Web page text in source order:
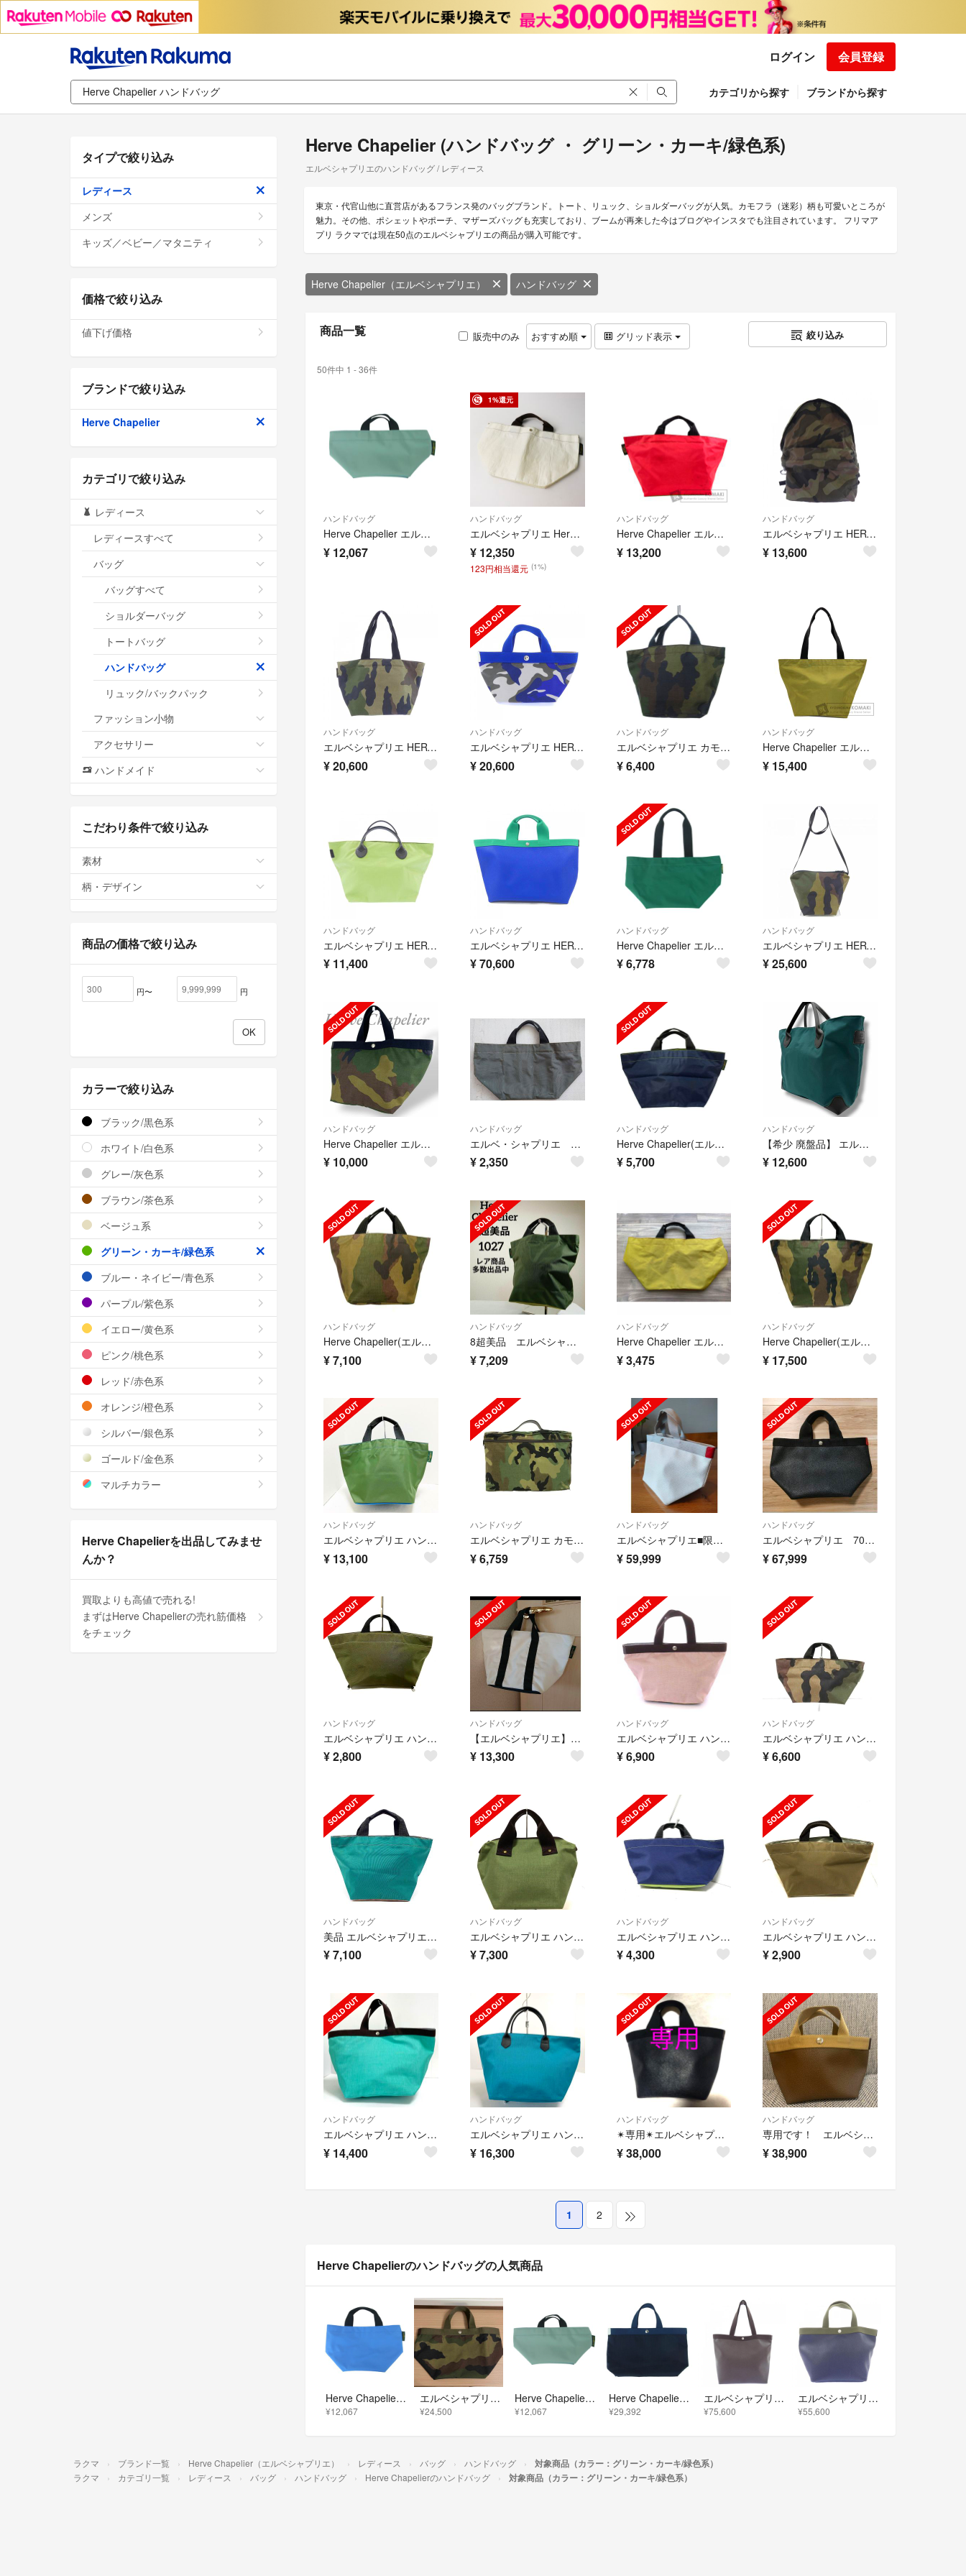
ログイン 会員登録
カテゴリから探す ブランドから探す
Herve Chapelier (ハンドバッグ ・ グリーン・カーキ/緑色系)
エルベシャプリエのハンドバッグ / レディース
東京・代官山他に直営店があるフランス発のバッグブランド。トート、リュック、ショルダーバッグが人気。カモフラ（迷彩）柄も可愛いところが
魅力。その他、ポシェットやポーチ、マザーズバッグも充実しており、ブームが再来した今はブログやインスタでも注目されています。 フリマア
プリ ラクマでは現在50点のエルベシャプリエの商品が購入可能です。
Herve Chapelier（エルベシャプリエ） ハンドバッグ
商品一覧 販売中のみ おすすめ順 グリッド表示 絞り込み
50件中 1 - 36件
ハンドバッグ
Herve Chapelier エルベ・シャプリエ 901N ナイロン 舟型 トート S ハンドバッグ バンキース ノルベージュ ライトグリーン系 ライトブルー系【美品】【中古】
¥ 12,067
1%還元
ハンドバッグ
エルベシャプリエ Herve Chapelier グリーンレーベル別注 707PP 舟型マルシェバッグ ホワイト×ブラウン／服飾 かばん【2400015061726】
¥ 12,350
123円相当還元 (1%)
ハンドバッグ
Herve Chapelier エルベ・シャプリエ 舟形トート ハンドバッグ ナイロン レディース [中古]
¥ 13,200
ハンドバッグ
エルベシャプリエ HERVE CHAPELIER デイパック 978W BACKPACK
¥ 13,600
ハンドバッグ
エルベシャプリエ HERVE CHAPELIER 725W BAG
¥20,600
ハンドバッグ
エルベシャプリエ HERVE CHAPELIER 701FB 博多阪急限定 BAG
¥20,600
ハンドバッグ
エルベシャプリエ カモフラ柄 舟型トートM ハンドバッグ 迷彩 ジップ開閉
¥6,400
ハンドバッグ
Herve Chapelier エルベ・シャプリエ 舟形トート ハンドバッグ ナイロン レディース [中古]
¥ 15,400
ハンドバッグ
エルベシャプリエ HERVE CHAPELIER BAG
¥ 11,400
ハンドバッグ
エルベシャプリエ HERVE CHAPELIER スクエアトートA4 705GP BAG
¥70,600
ハンドバッグ
Herve Chapelier エルベ・シャプリエ 1028N ナイロン 舟型 ショルダー バッグ ML サパン×ジャット グリーン系【中古】
¥6,778
ハンドバッグ
エルベシャプリエ HERVE CHAPELIER BAG
¥25,600
ハンドバッグ
Herve Chapelier エルベシャプリエ ハンドバッグ 迷彩 船型トート
¥ 10,000
ハンドバッグ
エルベ・シャプリエ バッグ
¥2,350
ハンドバッグ
Herve Chapelier(エルベシャプリエ) ハンドバッグ - ネイビー×イエローグリーン Nライン
¥5,700
ハンドバッグ
【希少 廃盤品】 エルベシャプリエ 619 ハンドバッグ 舟型トート Hタグ
¥ 12,600
ハンドバッグ
Herve Chapelier(エルベシャプリエ) ハンドバッグ ナイロン舟型トートM ダークグリーン×カーキ×マルチ Nライン/迷彩柄
¥7,100
ハンドバッグ
8超美品 エルベシャプリエ ハンドバッグ 1027 ナイロン グリーン 舟形
¥7,209
ハンドバッグ
Herve Chapelier エルベシャプリエ 舟形トークバック ※難あり
¥3,475
ハンドバッグ
Herve Chapelier(エルベシャプリエ) ハンドバッグ ナイロン舟型トートL ダークグリーン×ダークブラウン×マルチ Nライン/迷彩柄 ナイロン
¥ 17,500
ハンドバッグ
エルベシャプリエ ハンドバッグ Nライン
¥ 13,100
ハンドバッグ
エルベシャプリエ カモフラ柄ハンドバッグ レディース
¥6,759
ハンドバッグ
エルベシャプリエ■限定 ブラン シルバー 707gp
¥59,999
ハンドバッグ
エルベシャプリエ 707gp
¥67,999
ハンドバッグ
エルベシャプリエ ハンドバッグ Nライン
¥2,800
ハンドバッグ
【エルベシャプリエ】6027N ユナイテッドアローズグリーンレーベル別注 M
¥ 13,300
ハンドバッグ
エルベシャプリエ ハンドバッグ コーデュラ舟型トート 707C 迷彩柄 ピンク
¥6,900
ハンドバッグ
エルベシャプリエ ハンドバッグ美品
¥6,600
ハンドバッグ
美品 エルベシャプリエ ハンドバッグ 舟型 20-22011309
¥7,100
ハンドバッグ
エルベシャプリエ ハンドバッグ Nライン
¥7,300
ハンドバッグ
エルベシャプリエ ハンドバッグ Nライン
¥4,300
ハンドバッグ
エルベシャプリエ ハンドバッグ美品
¥2,900
ハンドバッグ
エルベシャプリエ ハンドバッグ美品
¥ 14,400
ハンドバッグ
エルベシャプリエ ハンドバッグ美品
¥ 16,300
ハンドバッグ
✴︎専用✴︎エルベシャプリエ 707GP ノワール 希少ダブルハンドル
¥38,000
ハンドバッグ
専用です！ エルベシャプリエ 701GP ゴールド トープ
¥38,900
1 2
Herve Chapelierのハンドバッグの人気商品
Herve Chapelier エルベ・シャプリエ ナイロン 舟型トートM ハンドバッグ ミョゾティス アカプルコ ライトブルー系 ブルー系【中古】
¥12,067
エルベシャプリエ M ハンドバッグ
¥24,500
Herve Chapelier エルベ・シャプリエ 901N ナイロン 舟型 トート S ハンドバッグ バンキース ノルベージュ ライトグリーン系 ライトブルー系【美品】【中古】
¥12,067
Herve Chapelier エルベ・シャプリエ 704CB コーデュラ ナイロン スクエアトートM ハンドバッグ ネイビー系【中古】
¥29,392
エルベシャプリエ HERVE CHAPELIER スクエアトートA4 708GP BAG
¥75,600
エルベシャプリエ HERVE CHAPELIER 舟型トート 707GP BAG
¥55,600
タイプで絞り込み
レディース
メンズ
キッズ／ベビー／マタニティ
価格で絞り込み
値下げ価格
ブランドで絞り込み
Herve Chapelier
カテゴリで絞り込み
レディース
レディースすべて
バッグ
バッグすべて
ショルダーバッグ
トートバッグ
ハンドバッグ
リュック/バックパック
ファッション小物
アクセサリー
ハンドメイド
こだわり条件で絞り込み
素材
柄・デザイン
商品の価格で絞り込み
円〜 円
カラーで絞り込み
ブラック/黒色系
ホワイト/白色系
グレー/灰色系
ブラウン/茶色系
ベージュ系
グリーン・カーキ/緑色系
ブルー・ネイビー/青色系
パープル/紫色系
イエロー/黄色系
ピンク/桃色系
レッド/赤色系
オレンジ/橙色系
シルバー/銀色系
ゴールド/金色系
マルチカラー
Herve Chapelierを出品してみませ
んか？
買取よりも高値で売れる!
まずはHerve Chapelierの売れ筋価格
をチェック
ラクマ ブランド一覧 Herve Chapelier（エルベシャプリエ） レディース バッグ ハンドバッグ 対象商品（カラー：グリーン・カーキ/緑色系）
ラクマ カテゴリ一覧 レディース バッグ ハンドバッグ Herve Chapelierのハンドバッグ 対象商品（カラー：グリーン・カーキ/緑色系）